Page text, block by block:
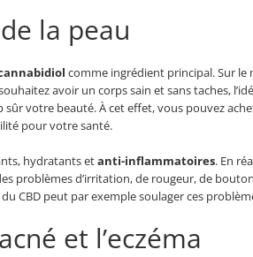
la peau
comme ingrédient principal. Sur le
avoir un corps sain et sans taches,
votre beauté. À cet effet, vous pouvez
pour votre santé.
hydratants etanti-inflammatoires. En
problèmes d’irritation, de rougeur, de
CBD peut par exemple soulager ces
et l’eczéma